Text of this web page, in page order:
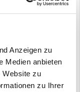
Anzeigen zu
Medien anbieten
Website zu
zu Ihrer